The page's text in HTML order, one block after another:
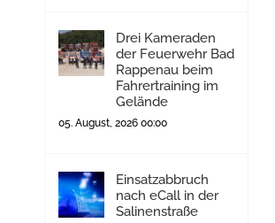
Drei Kameraden
der Feuerwehr Bad
Rappenau beim
Fahrertraining im
Gelände
05. August, 2026 00:00
Einsatzabbruch
nach eCall in der
Salinenstraße